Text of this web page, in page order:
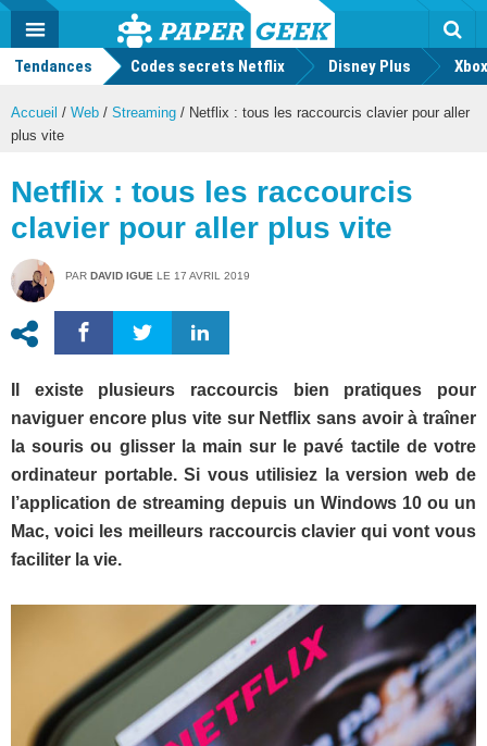
Actu
geek
MENU
Tendances Codes secrets Netflix Disney Plus
Accueil / Web / Streaming / Netflix : tous les raccourcis clavier pour aller
plus vite
Netflix : tous les raccourcis
clavier pour aller plus vite
PAR DAVID IGUE LE 17 AVRIL 2019
Il existe plusieurs raccourcis bien pratiques pour
naviguer encore plus vite sur Netflix sans avoir à traîner
la souris ou glisser la main sur le pavé tactile de votre
ordinateur portable. Si vous utilisiez la version web de
l’application de streaming depuis un Windows 10 ou un
Mac, voici les meilleurs raccourcis clavier qui vont vous
faciliter la vie.
Mode
FacebookTwitter Youtube